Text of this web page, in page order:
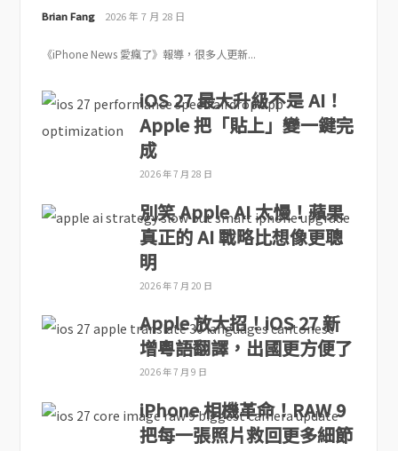
Brian Fang 2026 年 7 月 28 日
《iPhone News 愛瘋了》報導，很多人更新...
iOS 27 最大升級不是 AI！
Apple 把「貼上」變一鍵完
成
2026 年 7 月 28 日
別笑 Apple AI 太慢！蘋果
真正的 AI 戰略比想像更聰
明
2026 年 7 月 20 日
Apple 放大招！iOS 27 新
增粵語翻譯，出國更方便了
2026 年 7 月 9 日
iPhone 相機革命！RAW 9
把每一張照片救回更多細節